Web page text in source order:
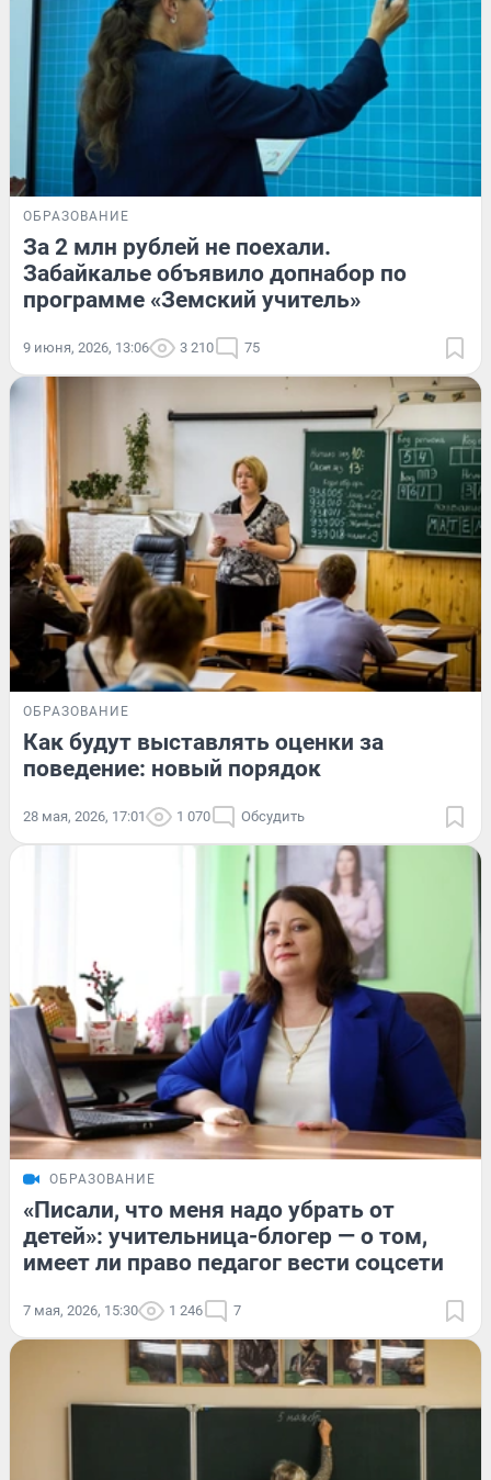
ОБРАЗОВАНИЕ
За 2 млн рублей не поехали.
Забайкалье объявило допнабор по
программе «Земский учитель»
9 июня, 2026, 13:06 3 210 75
ОБРАЗОВАНИЕ
Как будут выставлять оценки за
поведение: новый порядок
28 мая, 2026, 17:01 1 070 Обсудить
ОБРАЗОВАНИЕ
«Писали, что меня надо убрать от
детей»: учительница-блогер — о том,
имеет ли право педагог вести соцсети
7 мая, 2026, 15:30 1 246 7